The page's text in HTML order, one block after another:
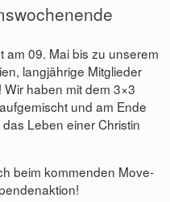
am 09. Mai bis zu unserem
langjährige Mitglieder
haben mit dem 3×3
und am Ende
Leben einer Christin
beim kommenden Move-